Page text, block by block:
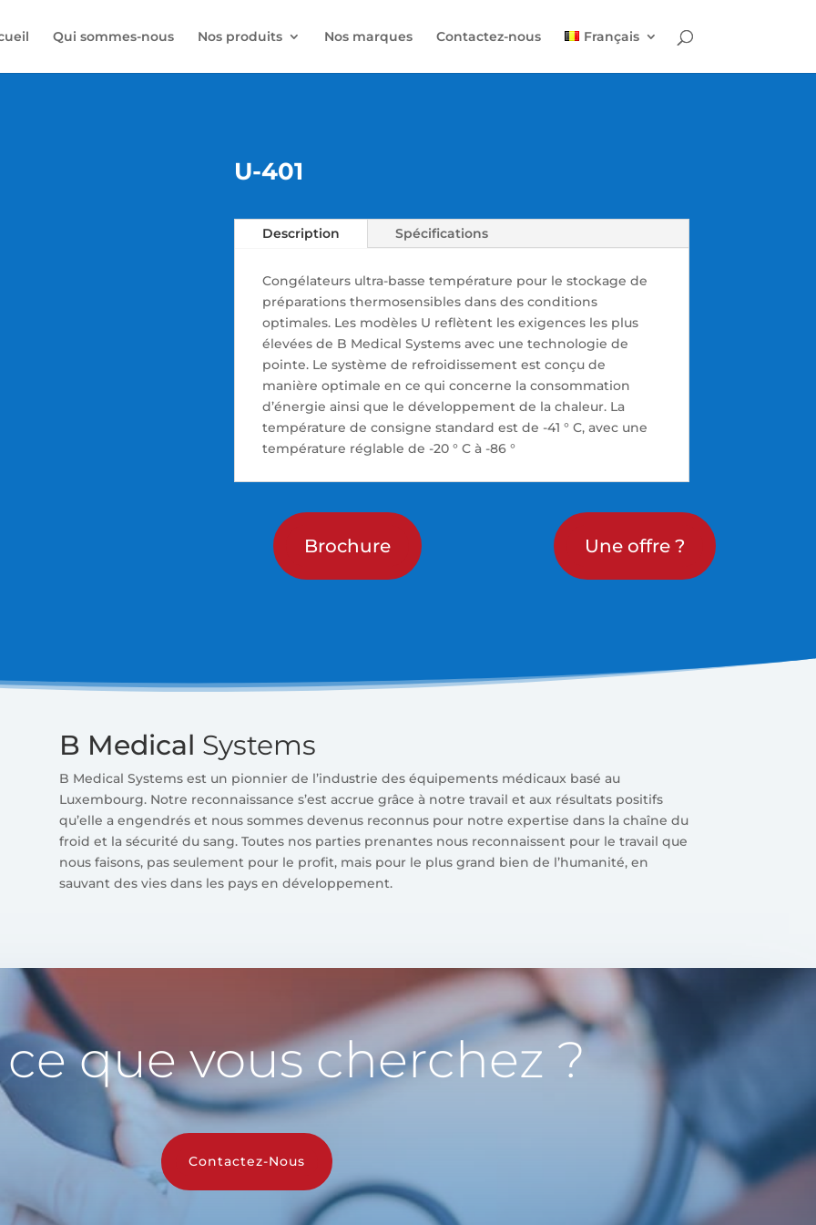
Qui sommes-nous Nos produits Nos marques Contactez-nous Français
U-401
Description Spécifications
Congélateurs ultra-basse température pour le stockage de
préparations thermosensibles dans des conditions
optimales. Les modèles U reflètent les exigences les plus
élevées de B Medical Systems avec une technologie de
pointe. Le système de refroidissement est conçu de
manière optimale en ce qui concerne la consommation
d’énergie ainsi que le développement de la chaleur. La
température de consigne standard est de -41 ° C, avec une
température réglable de -20 ° C à -86 °
Brochure Une offre ?
B Medical Systems
B Medical Systems est un pionnier de l’industrie des équipements médicaux basé au
Luxembourg. Notre reconnaissance s’est accrue grâce à notre travail et aux résultats positifs
qu’elle a engendrés et nous sommes devenus reconnus pour notre expertise dans la chaîne du
froid et la sécurité du sang. Toutes nos parties prenantes nous reconnaissent pour le travail que
nous faisons, pas seulement pour le profit, mais pour le plus grand bien de l’humanité, en
sauvant des vies dans les pays en développement.
ce que vous cherchez ?
Contactez-Nous